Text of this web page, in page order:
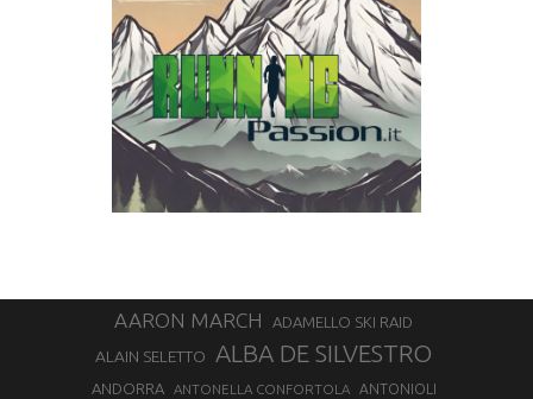
AARON MARCH ADAMELLO SKI RAID
ALAIN SELETTO ALBA DE SILVESTRO
ANDORRA ANTONELLA CONFORTOLA ANTONIOLI